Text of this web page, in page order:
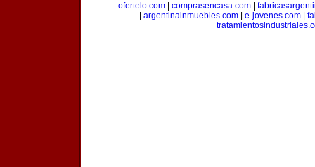
ofertelo.com| comprasencasa.com|
argentinainmuebles.com| e-jovenes.com|